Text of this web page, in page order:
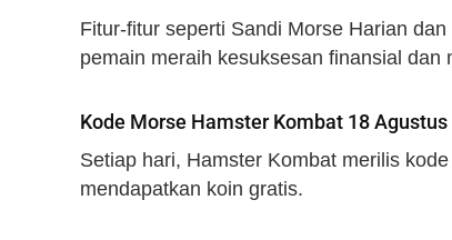
Fitur-fitur seperti Sandi Morse Harian
pemain meraih kesuksesan finansial
Kode Morse Hamster Kombat 18 Agustus
Setiap hari, Hamster Kombat merilis
mendapatkan koin gratis.